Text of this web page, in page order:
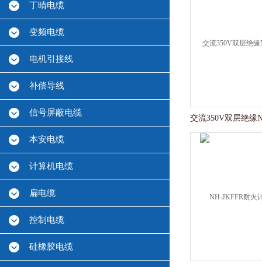
丁晴电缆
变频电缆
电机引接线
补偿导线
信号屏蔽电缆
本安电缆
计算机电缆
扁电缆
控制电缆
硅橡胶电缆